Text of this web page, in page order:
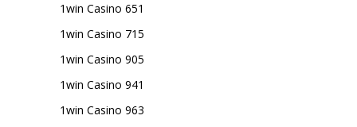
1win Casino 651
1win Casino 715
1win Casino 905
1win Casino 941
1win Casino 963